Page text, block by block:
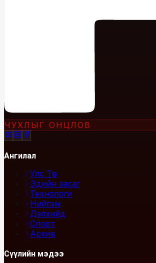
ЧУХЛЫГ ОНЦЛОВ
Ангилал
Улс Төр
Эдийн засаг
Технологи
Нийгэм
Дэлхийд
Спорт
Архив
Сүүлийн мэдээ